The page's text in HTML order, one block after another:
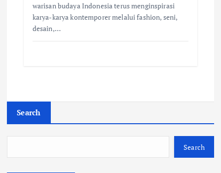
warisan budaya Indonesia terus menginspirasi
karya-karya kontemporer melalui fashion, seni,
desain,…
Search
Search